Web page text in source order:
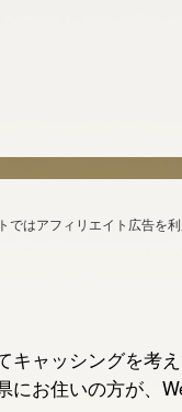
ではアフィリエイト広告を利
キャッシングを考
にお住いの方が、